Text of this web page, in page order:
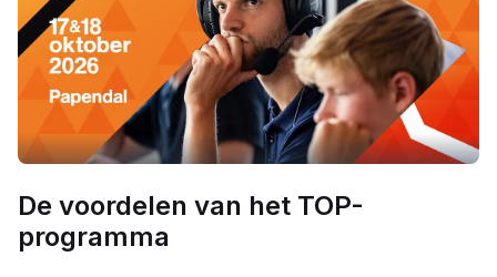
De voordelen van het TOP-
programma